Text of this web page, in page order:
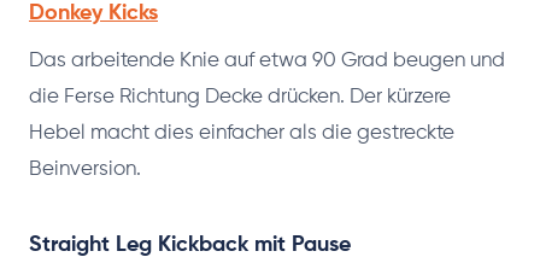
Donkey Kicks
Das arbeitende Knie auf etwa 90 Grad beugen und
die Ferse Richtung Decke drücken. Der kürzere
Hebel macht dies einfacher als die gestreckte
Beinversion.
Straight Leg Kickback mit Pause